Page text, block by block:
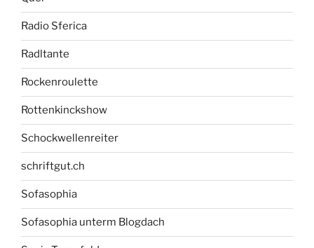
Radio Sferica
Radltante
Rockenroulette
Rottenkinckshow
Schockwellenreiter
schriftgut.ch
Sofasophia
Sofasophia unterm Blogdach